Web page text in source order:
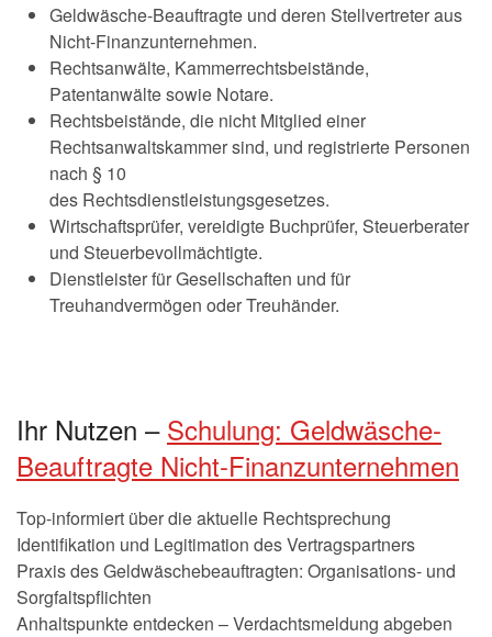
Geldwäsche-Beauftragte und deren Stellvertreter aus
Nicht-Finanzunternehmen.
Rechtsanwälte, Kammerrechtsbeistände,
Patentanwälte sowie Notare.
Rechtsbeistände, die nicht Mitglied einer
Rechtsanwaltskammer sind, und registrierte Personen
nach § 10
des Rechtsdienstleistungsgesetzes.
Wirtschaftsprüfer, vereidigte Buchprüfer, Steuerberater
und Steuerbevollmächtigte.
Dienstleister für Gesellschaften und für
Treuhandvermögen oder Treuhänder.
Ihr Nutzen – Schulung: Geldwäsche-
Beauftragte Nicht-Finanzunternehmen
Top-informiert über die aktuelle Rechtsprechung
Identifikation und Legitimation des Vertragspartners
Praxis des Geldwäschebeauftragten: Organisations- und
Sorgfaltspflichten
Anhaltspunkte entdecken – Verdachtsmeldung abgeben